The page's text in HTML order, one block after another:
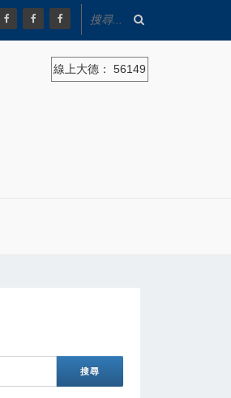
線上大德： 56149